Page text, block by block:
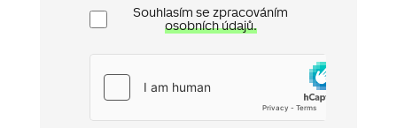
Ochrana
osobních
údajů
Souhlasím se zpracováním
osobních údajů.
hCaptcha